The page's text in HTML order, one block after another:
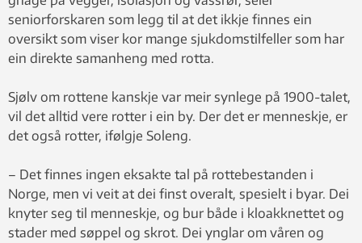
seniorforskaren som legg til at det ikkje finnes ein
oversikt som viser kor mange sjukdomstilfeller som har
ein direkte samanheng med rotta.
Sjølv om rottene kanskje var meir synlege på 1900-talet,
vil det alltid vere rotter i ein by. Der det er menneskje, er
det også rotter, ifølgje Soleng.
– Det finnes ingen eksakte tal på rottebestanden i
Norge, men vi veit at dei finst overalt, spesielt i byar. Dei
knyter seg til menneskje, og bur både i kloakknettet og
stader med søppel og skrot. Dei ynglar om våren og